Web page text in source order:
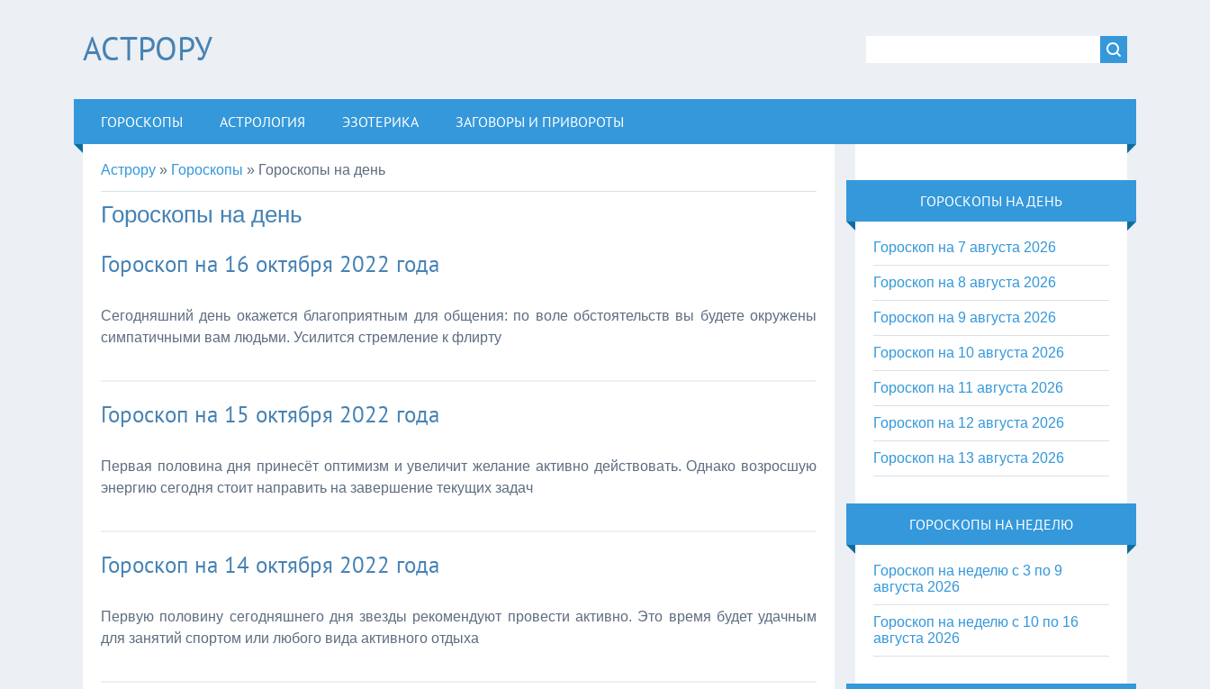
АСТРОРУ
ГОРОСКОПЫ АСТРОЛОГИЯ ЭЗОТЕРИКА ЗАГОВОРЫ И ПРИВОРОТЫ
Астрору » Гороскопы » Гороскопы на день
Гороскопы на день
Гороскоп на 16 октября 2022 года
Сегодняшний день окажется благоприятным для общения: по воле обстоятельств вы будете окружены
симпатичными вам людьми. Усилится стремление к флирту
Гороскоп на 15 октября 2022 года
Первая половина дня принесёт оптимизм и увеличит желание активно действовать. Однако возросшую
энергию сегодня стоит направить на завершение текущих задач
Гороскоп на 14 октября 2022 года
Первую половину сегодняшнего дня звезды рекомендуют провести активно. Это время будет удачным
для занятий спортом или любого вида активного отдыха
ГОРОСКОПЫ НА ДЕНЬ
Гороскоп на 7 августа 2026
Гороскоп на 8 августа 2026
Гороскоп на 9 августа 2026
Гороскоп на 10 августа 2026
Гороскоп на 11 августа 2026
Гороскоп на 12 августа 2026
Гороскоп на 13 августа 2026
ГОРОСКОПЫ НА НЕДЕЛЮ
Гороскоп на неделю с 3 по 9
августа 2026
Гороскоп на неделю с 10 по 16
августа 2026